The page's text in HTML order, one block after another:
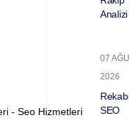
07
2026
SEO